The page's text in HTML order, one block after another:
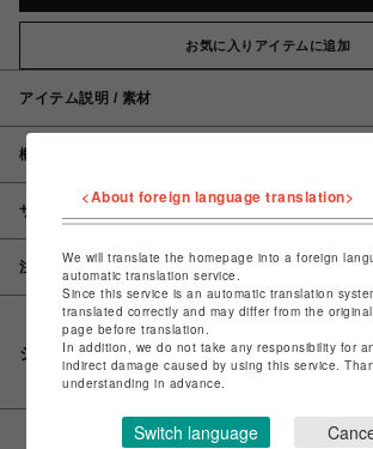
お気に入りアイテムに追加
アイテム説明 / 素材
概要
サイズ
注意事項
シェアする
<About foreign language translation>
We will translate the homepage into a foreign
automatic translation service.
Since this service is an automatic translation
translated correctly and may differ from the
page before translation.
In addition, we do not take any responsibility for
indirect damage caused by using this service.
understanding in advance.
Switch language